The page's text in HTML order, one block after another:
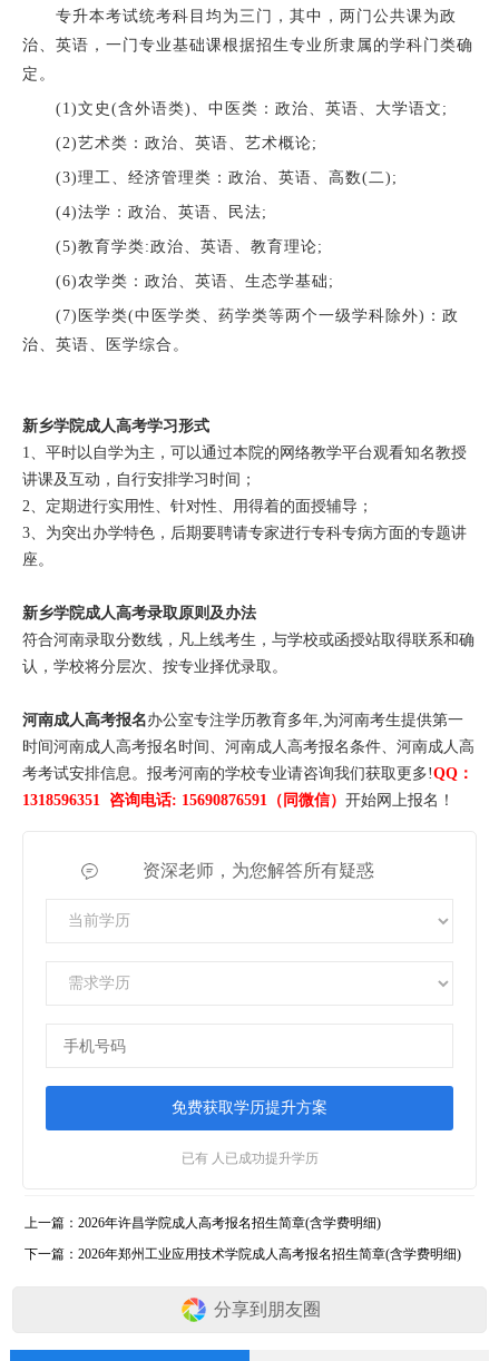
专升本考试统考科目均为三门，其中，两门公共课为政
治、英语，一门专业基础课根据招生专业所隶属的学科门类确
定。
(1)文史(含外语类)、中医类：政治、英语、大学语文;
(2)艺术类：政治、英语、艺术概论;
(3)理工、经济管理类：政治、英语、高数(二);
(4)法学：政治、英语、民法;
(5)教育学类:政治、英语、教育理论;
(6)农学类：政治、英语、生态学基础;
(7)医学类(中医学类、药学类等两个一级学科除外)：政
治、英语、医学综合。
新乡学院成人高考学习形式
1、平时以自学为主，可以通过本院的网络教学平台观看知名教授
讲课及互动，自行安排学习时间；
2、定期进行实用性、针对性、用得着的面授辅导；
3、为突出办学特色，后期要聘请专家进行专科专病方面的专题讲
座。
新乡学院成人高考录取原则及办法
符合河南录取分数线，凡上线考生，与学校或函授站取得联系和确
认，学校将分层次、按专业择优录取。
河南成人高考报名办公室专注学历教育多年,为河南考生提供第一
时间河南成人高考报名时间、河南成人高考报名条件、河南成人高
考考试安排信息。报考河南的学校专业请咨询我们获取更多!QQ：
1318596351 咨询电话: 15690876591（同微信） 开始网上报名！
资深老师，为您解答所有疑惑
已有 人已成功提升学历
上一篇： 2026年许昌学院成人高考报名招生简章(含学费明细)
下一篇： 2026年郑州工业应用技术学院成人高考报名招生简章(含学费明细)
分享到朋友圈